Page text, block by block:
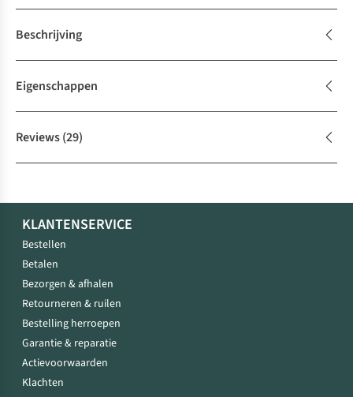
Beschrijving
Eigenschappen
Reviews(29)
KLANTENSERVICE
Bestellen
Betalen
Bezorgen & afhalen
Retourneren & ruilen
Bestelling herroepen
Garantie & reparatie
Actievoorwaarden
Klachten